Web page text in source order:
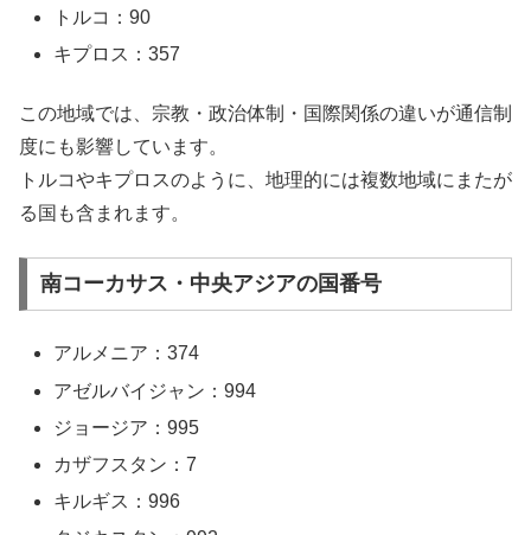
トルコ：90
キプロス：357
この地域では、宗教・政治体制・国際関係の違いが通信制
度にも影響しています。
トルコやキプロスのように、地理的には複数地域にまたが
る国も含まれます。
南コーカサス・中央アジアの国番号
アルメニア：374
アゼルバイジャン：994
ジョージア：995
カザフスタン：7
キルギス：996